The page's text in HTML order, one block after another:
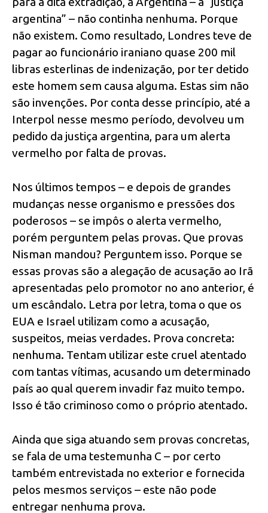
argentina” – não continha nenhuma. Porque
não existem. Como resultado, Londres teve de
pagar ao funcionário iraniano quase 200 mil
libras esterlinas de indenização, por ter detido
este homem sem causa alguma. Estas sim não
são invenções. Por conta desse princípio, até a
Interpol nesse mesmo período, devolveu um
pedido da justiça argentina, para um alerta
vermelho por falta de provas.
Nos últimos tempos – e depois de grandes
mudanças nesse organismo e pressões dos
poderosos – se impôs o alerta vermelho,
porém perguntem pelas provas. Que provas
Nisman mandou? Perguntem isso. Porque se
essas provas são a alegação de acusação ao Irã
apresentadas pelo promotor no ano anterior, é
um escândalo. Letra por letra, toma o que os
EUA e Israel utilizam como a acusação,
suspeitos, meias verdades. Prova concreta:
nenhuma. Tentam utilizar este cruel atentado
com tantas vítimas, acusando um determinado
país ao qual querem invadir faz muito tempo.
Isso é tão criminoso como o próprio atentado.
Ainda que siga atuando sem provas concretas,
se fala de uma testemunha C – por certo
também entrevistada no exterior e fornecida
pelos mesmos serviços – este não pode
entregar nenhuma prova.